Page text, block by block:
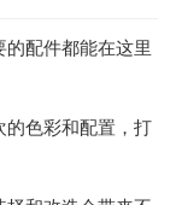
配件都能在这里
的色彩和配置，打